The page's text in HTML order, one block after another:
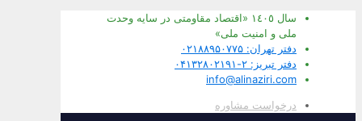
سال ١٤٠٥ «اقتصاد مقاومتی در سايه وحدت
ملی و امنيت ملی»
دفتر تهران: ۰۲۱۸۸۹۵۰۷۷۵
دفتر تبریز: ۲-۰۴۱۳۲۸۰۲۱۹۱
info@alinaziri.com
درخواست مشاوره